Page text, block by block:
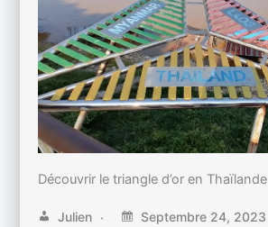
Découvrir le triangle d’or en Thaïlande
Julien Septembre 24, 2023